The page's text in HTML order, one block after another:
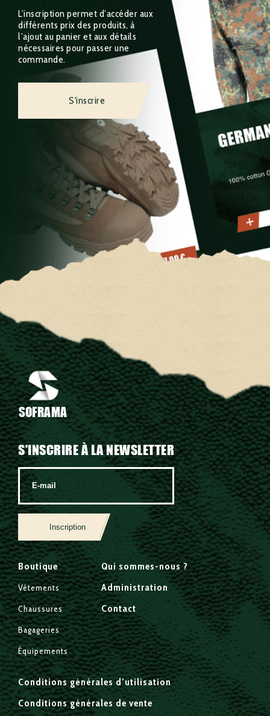
L’inscription permet d’accéder aux
différents prix des produits, à
l’ajout au panier et aux détails
nécessaires pour passer une
commande.
S'inscrire
SOFRAMA
S'INSCRIRE À LA NEWSLETTER
Inscription
Boutique
Vêtements
Chaussures
Bagageries
Équipements
Qui sommes-nous ?
Administration
Contact
Conditions générales d’utilisation
Conditions générales de vente